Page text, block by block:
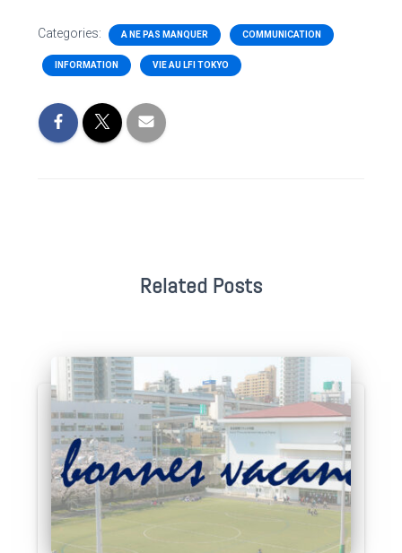
Categories: A NE PAS MANQUER COMMUNICATION
INFORMATION VIE AU LFI TOKYO
Related Posts